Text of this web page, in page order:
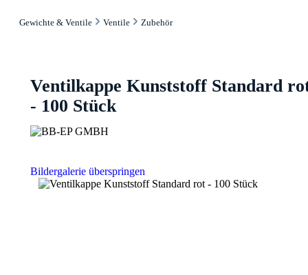
Gewichte & Ventile Ventile Zubehör
Ventilkappe Kunststoff Standard
- 100 Stück
Bildergalerie überspringen